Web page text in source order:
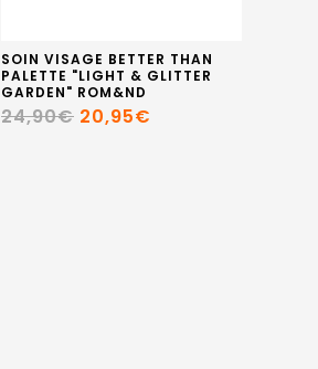
SOIN VISAGE BETTER THAN
PALETTE "LIGHT & GLITTER
GARDEN" ROM&ND
24,90€ 20,95€